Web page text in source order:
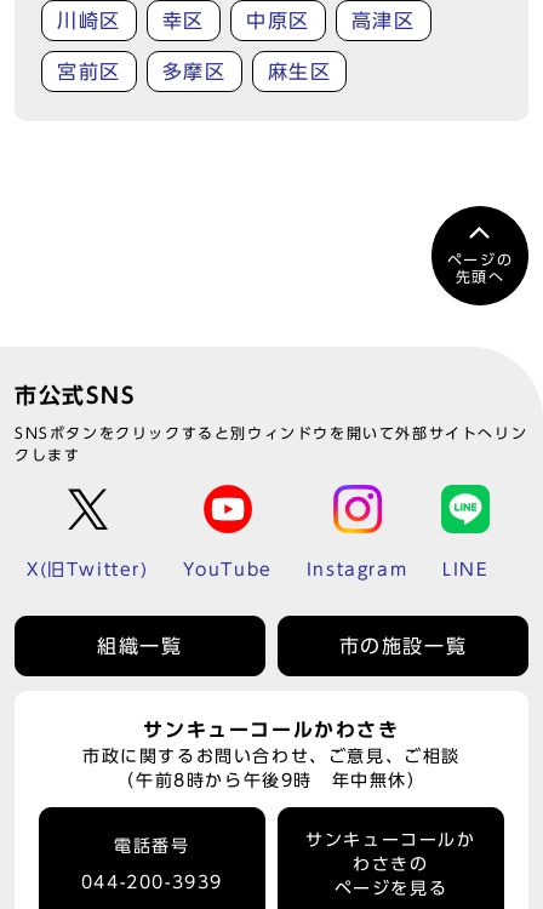
川崎区 幸区 中原区 高津区
宮前区 多摩区 麻生区
ページの
先頭へ
市公式SNS
SNSボタンをクリックすると別ウィンドウを開いて外部サイトへリン
クします
X(旧Twitter) YouTube Instagram LINE
組織一覧 市の施設一覧
サンキューコールかわさき
市政に関するお問い合わせ、ご意見、ご相談
（午前8時から午後9時 年中無休）
電話番号
044-200-3939
サンキューコールか
わさきの
ページを見る